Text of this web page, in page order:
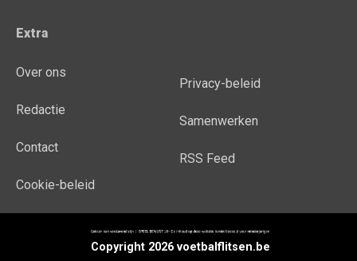
Extra
Over ons
Redactie
Contact
Cookie-beleid
Privacy-beleid
Samenwerken
RSS Feed
Copyright 2026 voetbalflitsen.be